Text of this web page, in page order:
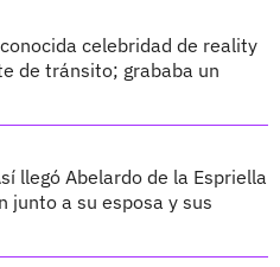
celebridad de reality
de tránsito; grababa un
llegó Abelardo de la Espriella
junto a su esposa y sus